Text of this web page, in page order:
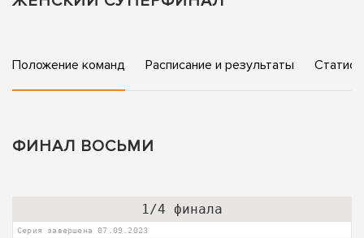
Положение команд Расписание и результаты
ФИНАЛ ВОСЬМИ
1/4 финала
Серия завершена 07.09.2023